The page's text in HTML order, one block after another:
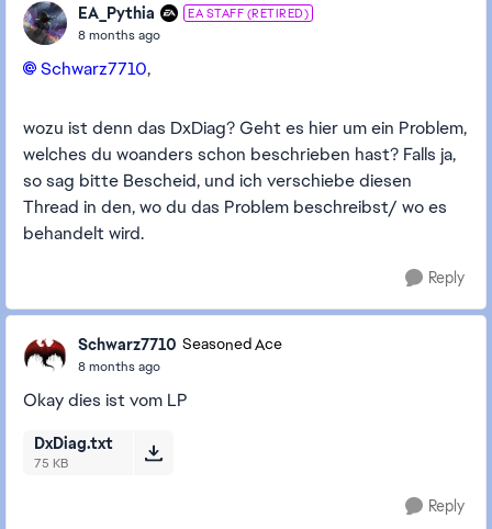
EA_Pythia EA STAFF (RETIRED)
8 months ago
Schwarz7710​,
wozu ist denn das DxDiag? Geht es hier um ein Problem,
welches du woanders schon beschrieben hast? Falls ja,
so sag bitte Bescheid, und ich verschiebe diesen
Thread in den, wo du das Problem beschreibst/ wo es
behandelt wird.
Reply
Schwarz7710 Seasoned Ace
8 months ago
Okay dies ist vom LP
DxDiag.txt
75 KB
Reply